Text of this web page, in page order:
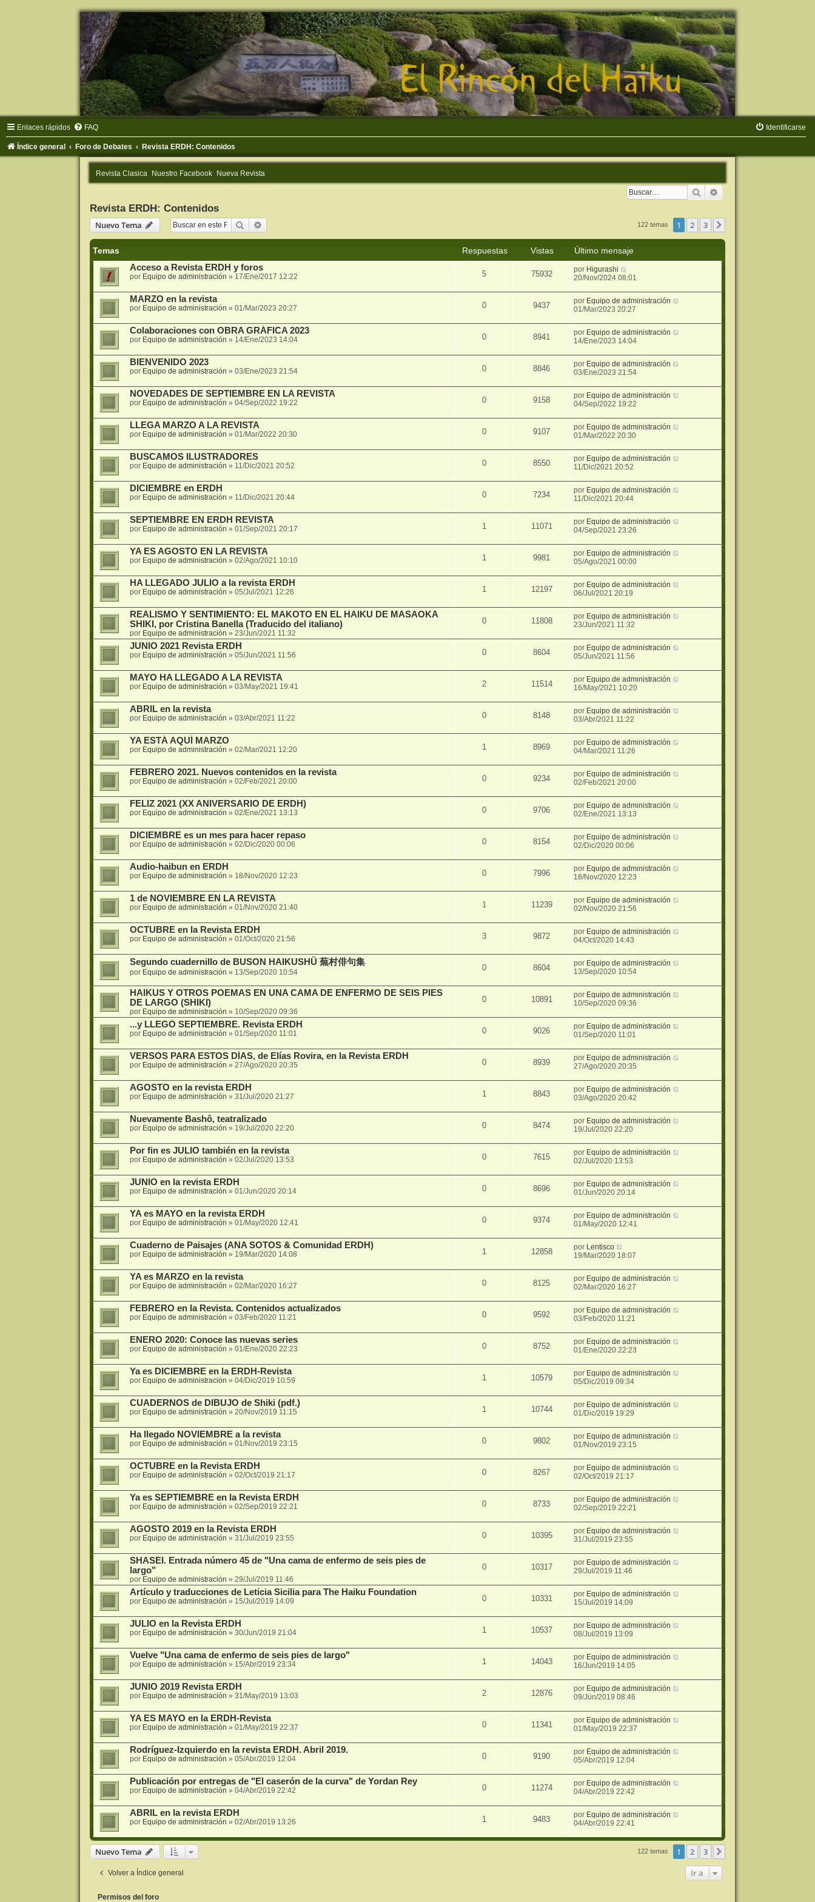
Enlaces rápidos FAQ Identificarse
Índice general Foro de Debates Revista ERDH: Contenidos
Revista Clasica Nuestro Facebook Nueva Revista
Buscar
Revista ERDH: Contenidos
Nuevo Tema
Buscar 122 temas 1 2 3
Temas Respuestas Vistas
Último mensaje
Acceso a Revista ERDH y foros
por Equipo de administración » 17/Ene/2017 12:22 5 75932 por Higurashi
20/Nov/2024 08:01
MARZO en la revista
por Equipo de administración » 01/Mar/2023 20:27 0 9437 por Equipo de administración
01/Mar/2023 20:27
Colaboraciones con OBRA GRÁFICA 2023
por Equipo de administración » 14/Ene/2023 14:04 0 8941 por Equipo de administración
14/Ene/2023 14:04
BIENVENIDO 2023
por Equipo de administración » 03/Ene/2023 21:54 0 8846 por Equipo de administración
03/Ene/2023 21:54
NOVEDADES DE SEPTIEMBRE EN LA REVISTA
por Equipo de administración » 04/Sep/2022 19:22 0 9158 por Equipo de administración
04/Sep/2022 19:22
LLEGA MARZO A LA REVISTA
por Equipo de administración » 01/Mar/2022 20:30 0 9107 por Equipo de administración
01/Mar/2022 20:30
BUSCAMOS ILUSTRADORES
por Equipo de administración » 11/Dic/2021 20:52 0 8550 por Equipo de administración
11/Dic/2021 20:52
DICIEMBRE en ERDH
por Equipo de administración » 11/Dic/2021 20:44 0 7234 por Equipo de administración
11/Dic/2021 20:44
SEPTIEMBRE EN ERDH REVISTA
por Equipo de administración » 01/Sep/2021 20:17 1 11071 por Equipo de administración
04/Sep/2021 23:26
YA ES AGOSTO EN LA REVISTA
por Equipo de administración » 02/Ago/2021 10:10 1 9981 por Equipo de administración
05/Ago/2021 00:00
HA LLEGADO JULIO a la revista ERDH
por Equipo de administración » 05/Jul/2021 12:26 1 12197 por Equipo de administración
06/Jul/2021 20:19
REALISMO Y SENTIMIENTO: EL MAKOTO EN EL HAIKU DE MASAOKA
SHIKI, por Cristina Banella (Traducido del italiano)
por Equipo de administración » 23/Jun/2021 11:32
0 11808 por Equipo de administración
23/Jun/2021 11:32
JUNIO 2021 Revista ERDH
por Equipo de administración » 05/Jun/2021 11:56 0 8604 por Equipo de administración
05/Jun/2021 11:56
MAYO HA LLEGADO A LA REVISTA
por Equipo de administración » 03/May/2021 19:41 2 11514 por Equipo de administración
16/May/2021 10:20
ABRIL en la revista
por Equipo de administración » 03/Abr/2021 11:22 0 8148 por Equipo de administración
03/Abr/2021 11:22
YA ESTÁ AQUÍ MARZO
por Equipo de administración » 02/Mar/2021 12:20 1 8969 por Equipo de administración
04/Mar/2021 11:26
FEBRERO 2021. Nuevos contenidos en la revista
por Equipo de administración » 02/Feb/2021 20:00 0 9234 por Equipo de administración
02/Feb/2021 20:00
FELIZ 2021 (XX ANIVERSARIO DE ERDH)
por Equipo de administración » 02/Ene/2021 13:13 0 9706 por Equipo de administración
02/Ene/2021 13:13
DICIEMBRE es un mes para hacer repaso
por Equipo de administración » 02/Dic/2020 00:06 0 8154 por Equipo de administración
02/Dic/2020 00:06
Audio-haibun en ERDH
por Equipo de administración » 18/Nov/2020 12:23 0 7996 por Equipo de administración
18/Nov/2020 12:23
1 de NOVIEMBRE EN LA REVISTA
por Equipo de administración » 01/Nov/2020 21:40 1 11239 por Equipo de administración
02/Nov/2020 21:56
OCTUBRE en la Revista ERDH
por Equipo de administración » 01/Oct/2020 21:56 3 9872 por Equipo de administración
04/Oct/2020 14:43
Segundo cuadernillo de BUSON HAIKUSHÛ 蕪村俳句集
por Equipo de administración » 13/Sep/2020 10:54 0 8604 por Equipo de administración
13/Sep/2020 10:54
HAIKUS Y OTROS POEMAS EN UNA CAMA DE ENFERMO DE SEIS PIES
DE LARGO (SHIKI)
por Equipo de administración » 10/Sep/2020 09:36
0 10891 por Equipo de administración
10/Sep/2020 09:36
...y LLEGÓ SEPTIEMBRE. Revista ERDH
por Equipo de administración » 01/Sep/2020 11:01 0 9026 por Equipo de administración
01/Sep/2020 11:01
VERSOS PARA ESTOS DÍAS, de Elías Rovira, en la Revista ERDH
por Equipo de administración » 27/Ago/2020 20:35 0 8939 por Equipo de administración
27/Ago/2020 20:35
AGOSTO en la revista ERDH
por Equipo de administración » 31/Jul/2020 21:27 1 8843 por Equipo de administración
03/Ago/2020 20:42
Nuevamente Bashô, teatralizado
por Equipo de administración » 19/Jul/2020 22:20 0 8474 por Equipo de administración
19/Jul/2020 22:20
Por fin es JULIO también en la revista
por Equipo de administración » 02/Jul/2020 13:53 0 7615 por Equipo de administración
02/Jul/2020 13:53
JUNIO en la revista ERDH
por Equipo de administración » 01/Jun/2020 20:14 0 8696 por Equipo de administración
01/Jun/2020 20:14
YA es MAYO en la revista ERDH
por Equipo de administración » 01/May/2020 12:41 0 9374 por Equipo de administración
01/May/2020 12:41
Cuaderno de Paisajes (ANA SOTOS & Comunidad ERDH)
por Equipo de administración » 19/Mar/2020 14:08 1 12858 por Lentisco
19/Mar/2020 18:07
YA es MARZO en la revista
por Equipo de administración » 02/Mar/2020 16:27 0 8125 por Equipo de administración
02/Mar/2020 16:27
FEBRERO en la Revista. Contenidos actualizados
por Equipo de administración » 03/Feb/2020 11:21 0 9592 por Equipo de administración
03/Feb/2020 11:21
ENERO 2020: Conoce las nuevas series
por Equipo de administración » 01/Ene/2020 22:23 0 8752 por Equipo de administración
01/Ene/2020 22:23
Ya es DICIEMBRE en la ERDH-Revista
por Equipo de administración » 04/Dic/2019 10:59 1 10579 por Equipo de administración
05/Dic/2019 09:34
CUADERNOS de DIBUJO de Shiki (pdf.)
por Equipo de administración » 20/Nov/2019 11:15 1 10744 por Equipo de administración
01/Dic/2019 19:29
Ha llegado NOVIEMBRE a la revista
por Equipo de administración » 01/Nov/2019 23:15 0 9802 por Equipo de administración
01/Nov/2019 23:15
OCTUBRE en la Revista ERDH
por Equipo de administración » 02/Oct/2019 21:17 0 8267 por Equipo de administración
02/Oct/2019 21:17
Ya es SEPTIEMBRE en la Revista ERDH
por Equipo de administración » 02/Sep/2019 22:21 0 8733 por Equipo de administración
02/Sep/2019 22:21
AGOSTO 2019 en la Revista ERDH
por Equipo de administración » 31/Jul/2019 23:55 0 10395 por Equipo de administración
31/Jul/2019 23:55
SHASEI. Entrada número 45 de "Una cama de enfermo de seis pies de
largo"
por Equipo de administración » 29/Jul/2019 11:46
0 10317 por Equipo de administración
29/Jul/2019 11:46
Artículo y traducciones de Leticia Sicilia para The Haiku Foundation
por Equipo de administración » 15/Jul/2019 14:09 0 10331 por Equipo de administración
15/Jul/2019 14:09
JULIO en la Revista ERDH
por Equipo de administración » 30/Jun/2019 21:04 1 10537 por Equipo de administración
08/Jul/2019 13:09
Vuelve "Una cama de enfermo de seis pies de largo"
por Equipo de administración » 15/Abr/2019 23:34 1 14043 por Equipo de administración
16/Jun/2019 14:05
JUNIO 2019 Revista ERDH
por Equipo de administración » 31/May/2019 13:03 2 12876 por Equipo de administración
09/Jun/2019 08:46
YA ES MAYO en la ERDH-Revista
por Equipo de administración » 01/May/2019 22:37 0 11341 por Equipo de administración
01/May/2019 22:37
Rodríguez-Izquierdo en la revista ERDH. Abril 2019.
por Equipo de administración » 05/Abr/2019 12:04 0 9190 por Equipo de administración
05/Abr/2019 12:04
Publicación por entregas de "El caserón de la curva" de Yordan Rey
por Equipo de administración » 04/Abr/2019 22:42 0 11274 por Equipo de administración
04/Abr/2019 22:42
ABRIL en la revista ERDH
por Equipo de administración » 02/Abr/2019 13:26 1 9483 por Equipo de administración
04/Abr/2019 22:41
Nuevo Tema 122 temas 1 2 3
Volver a Índice general Ir a
Permisos del foro